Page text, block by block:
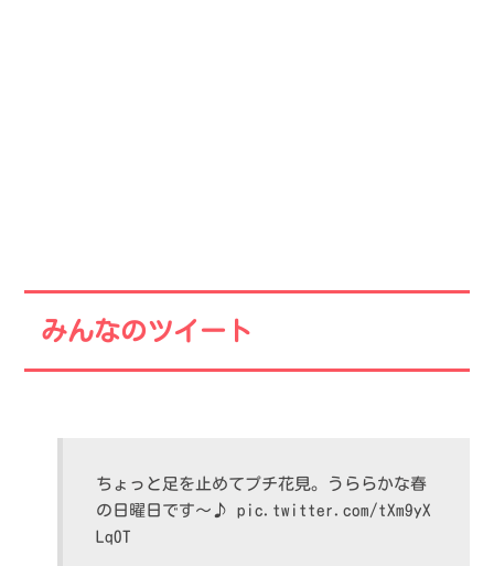
みんなのツイート
ちょっと足を止めてプチ花見。うららかな春
の日曜日です～♪pic.twitter.com/tXm9yX
Lq0T